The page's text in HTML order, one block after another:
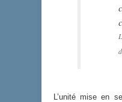
L’unité mise en